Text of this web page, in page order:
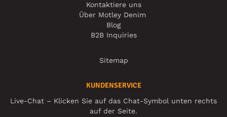
Kontaktiere uns
Über Motley Denim
Blog
B2B Inquiries
Sitemap
KUNDENSERVICE
Live-Chat – Klicken Sie auf das Chat-Symbol unten rechts
auf der Seite.